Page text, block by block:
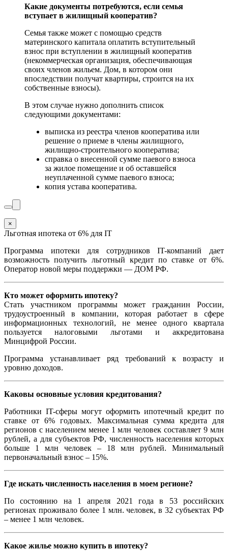
Какие документы потребуются, если семья
вступает в жилищный кооператив?
Семья также может с помощью средств
материнского капитала оплатить вступительный
взнос при вступлении в жилищный кооператив
(некоммерческая организация, обеспечивающая
своих членов жильем. Дом, в котором они
впоследствии получат квартиры, строится на их
собственные взносы).
В этом случае нужно дополнить список
следующими документами:
выписка из реестра членов кооператива или
решение о приеме в члены жилищного,
жилищно-строительного кооператива;
справка о внесенной сумме паевого взноса
за жилое помещение и об оставшейся
неуплаченной сумме паевого взноса;
копия устава кооператива.
×
Льготная ипотека от 6% для IT
Программа ипотеки для сотрудников IT-компаний дает
возможность получить льготный кредит по ставке от 6%.
Оператор новой меры поддержки — ДОМ РФ.
Кто может оформить ипотеку?
Стать участником программы может гражданин России,
трудоустроенный в компании, которая работает в сфере
информационных технологий, не менее одного квартала
пользуется налоговыми льготами и аккредитована
Минцифрой России.
Программа устанавливает ряд требований к возрасту и
уровню доходов.
Каковы основные условия кредитования?
Работники IT-сферы могут оформить ипотечный кредит по
ставке от 6% годовых. Максимальная сумма кредита для
регионов с населением менее 1 млн человек составляет 9 млн
рублей, а для субъектов РФ, численность населения которых
больше 1 млн человек – 18 млн рублей. Минимальный
первоначальный взнос – 15%.
Где искать численность населения в моем регионе?
По состоянию на 1 апреля 2021 года в 53 российских
регионах проживало более 1 млн. человек, в 32 субъектах РФ
– менее 1 млн человек.
Какое жилье можно купить в ипотеку?